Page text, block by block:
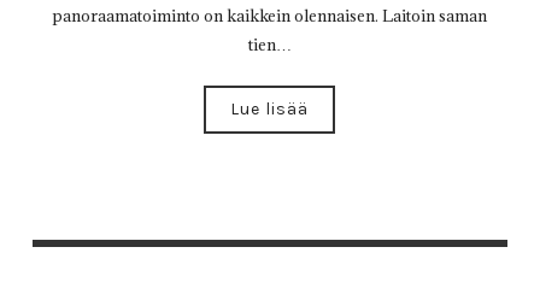
panoraamatoiminto on kaikkein olennaisen. Laitoin saman
tien…
Lue lisää